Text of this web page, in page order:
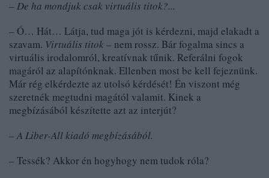
– De ha mondjuk csak virtuális titok?...
– Ó… Hát… Látja, tud maga jót is kérdezni, majd elakadt a
szavam. Virtuális titok – nem rossz. Bár fogalma sincs a
virtuális irodalomról, kreatívnak tűnik. Referálni fogok
magáról az alapítónknak. Ellenben most be kell fejeznünk.
Már rég elkérdezte az utolsó kérdését! Én viszont még
szeretnék megtudni magától valamit. Kinek a
megbízásából készítette azt az interjút?
– A Liber-All kiadó megbízásából.
– Tessék? Akkor én hogyhogy nem tudok róla?